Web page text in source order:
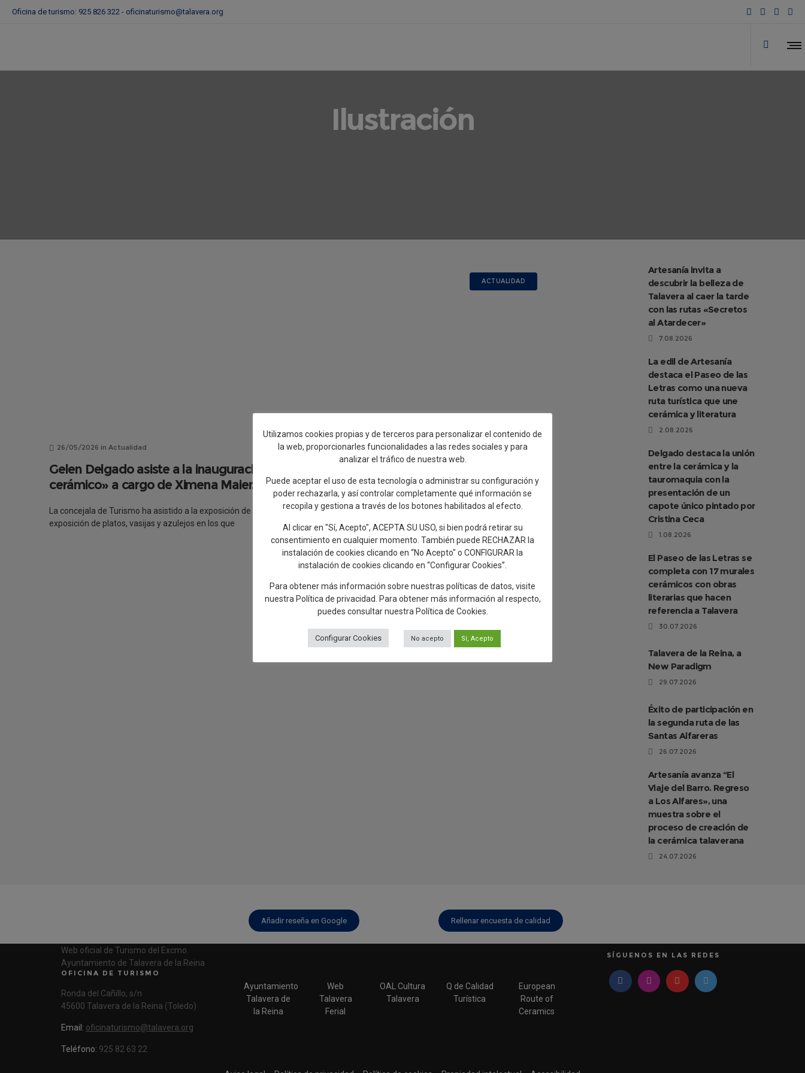
Oficina de turismo: 925 826 322 - oficinaturismo@talavera.org
Ilustración
ACTUALIDAD
26/05/2026 in Actualidad
Gelen Delgado asiste a la inauguración de la exposición «De Évora a Ébora. Un viaje
cerámico» a cargo de Ximena Maier.
La concejala de Turismo ha asistido a la exposición de la ilustradora y ceramista afincada en Évora, quien ha presentado una
exposición de platos, vasijas y azulejos en los que
Artesanía invita a
descubrir la belleza de
Talavera al caer la tarde
con las rutas «Secretos
al Atardecer»
7.08.2026
La edil de Artesanía
destaca el Paseo de las
Letras como una nueva
ruta turística que une
cerámica y literatura
2.08.2026
Delgado destaca la unión
entre la cerámica y la
tauromaquia con la
presentación de un
capote único pintado por
Cristina Ceca
1.08.2026
El Paseo de las Letras se
completa con 17 murales
cerámicos con obras
literarias que hacen
referencia a Talavera
30.07.2026
Talavera de la Reina, a
New Paradigm
29.07.2026
Éxito de participación en
la segunda ruta de las
Santas Alfareras
26.07.2026
Artesanía avanza “El
Viaje del Barro. Regreso
a Los Alfares», una
muestra sobre el
proceso de creación de
la cerámica talaverana
24.07.2026
Añadir reseña en Google Rellenar encuesta de calidad
Web oficial de Turismo del Excmo.
Ayuntamiento de Talavera de la Reina
OFICINA DE TURISMO
Ronda del Cañillo, s/n
45600 Talavera de la Reina (Toledo)
Email: oficinaturismo@talavera.org
Teléfono: 925 82 63 22
Ayuntamiento
Talavera de
la Reina
Web
Talavera
Ferial
OAL Cultura
Talavera
Q de Calidad
Turística
European
Route of
Ceramics
SÍGUENOS EN LAS REDES
Utilizamos cookies propias y de terceros para personalizar el contenido de
la web, proporcionarles funcionalidades a las redes sociales y para
analizar el tráfico de nuestra web.
Puede aceptar el uso de esta tecnología o administrar su configuración y
poder rechazarla, y así controlar completamente qué información se
recopila y gestiona a través de los botones habilitados al efecto.
Al clicar en "Sí, Acepto", ACEPTA SU USO, si bien podrá retirar su
consentimiento en cualquier momento. También puede RECHAZAR la
instalación de cookies clicando en “No Acepto" o CONFIGURAR la
instalación de cookies clicando en “Configurar Cookies”.
Para obtener más información sobre nuestras políticas de datos, visite
nuestra Política de privacidad. Para obtener más información al respecto,
puedes consultar nuestra Política de Cookies.
Configurar Cookies No acepto Sí, Acepto